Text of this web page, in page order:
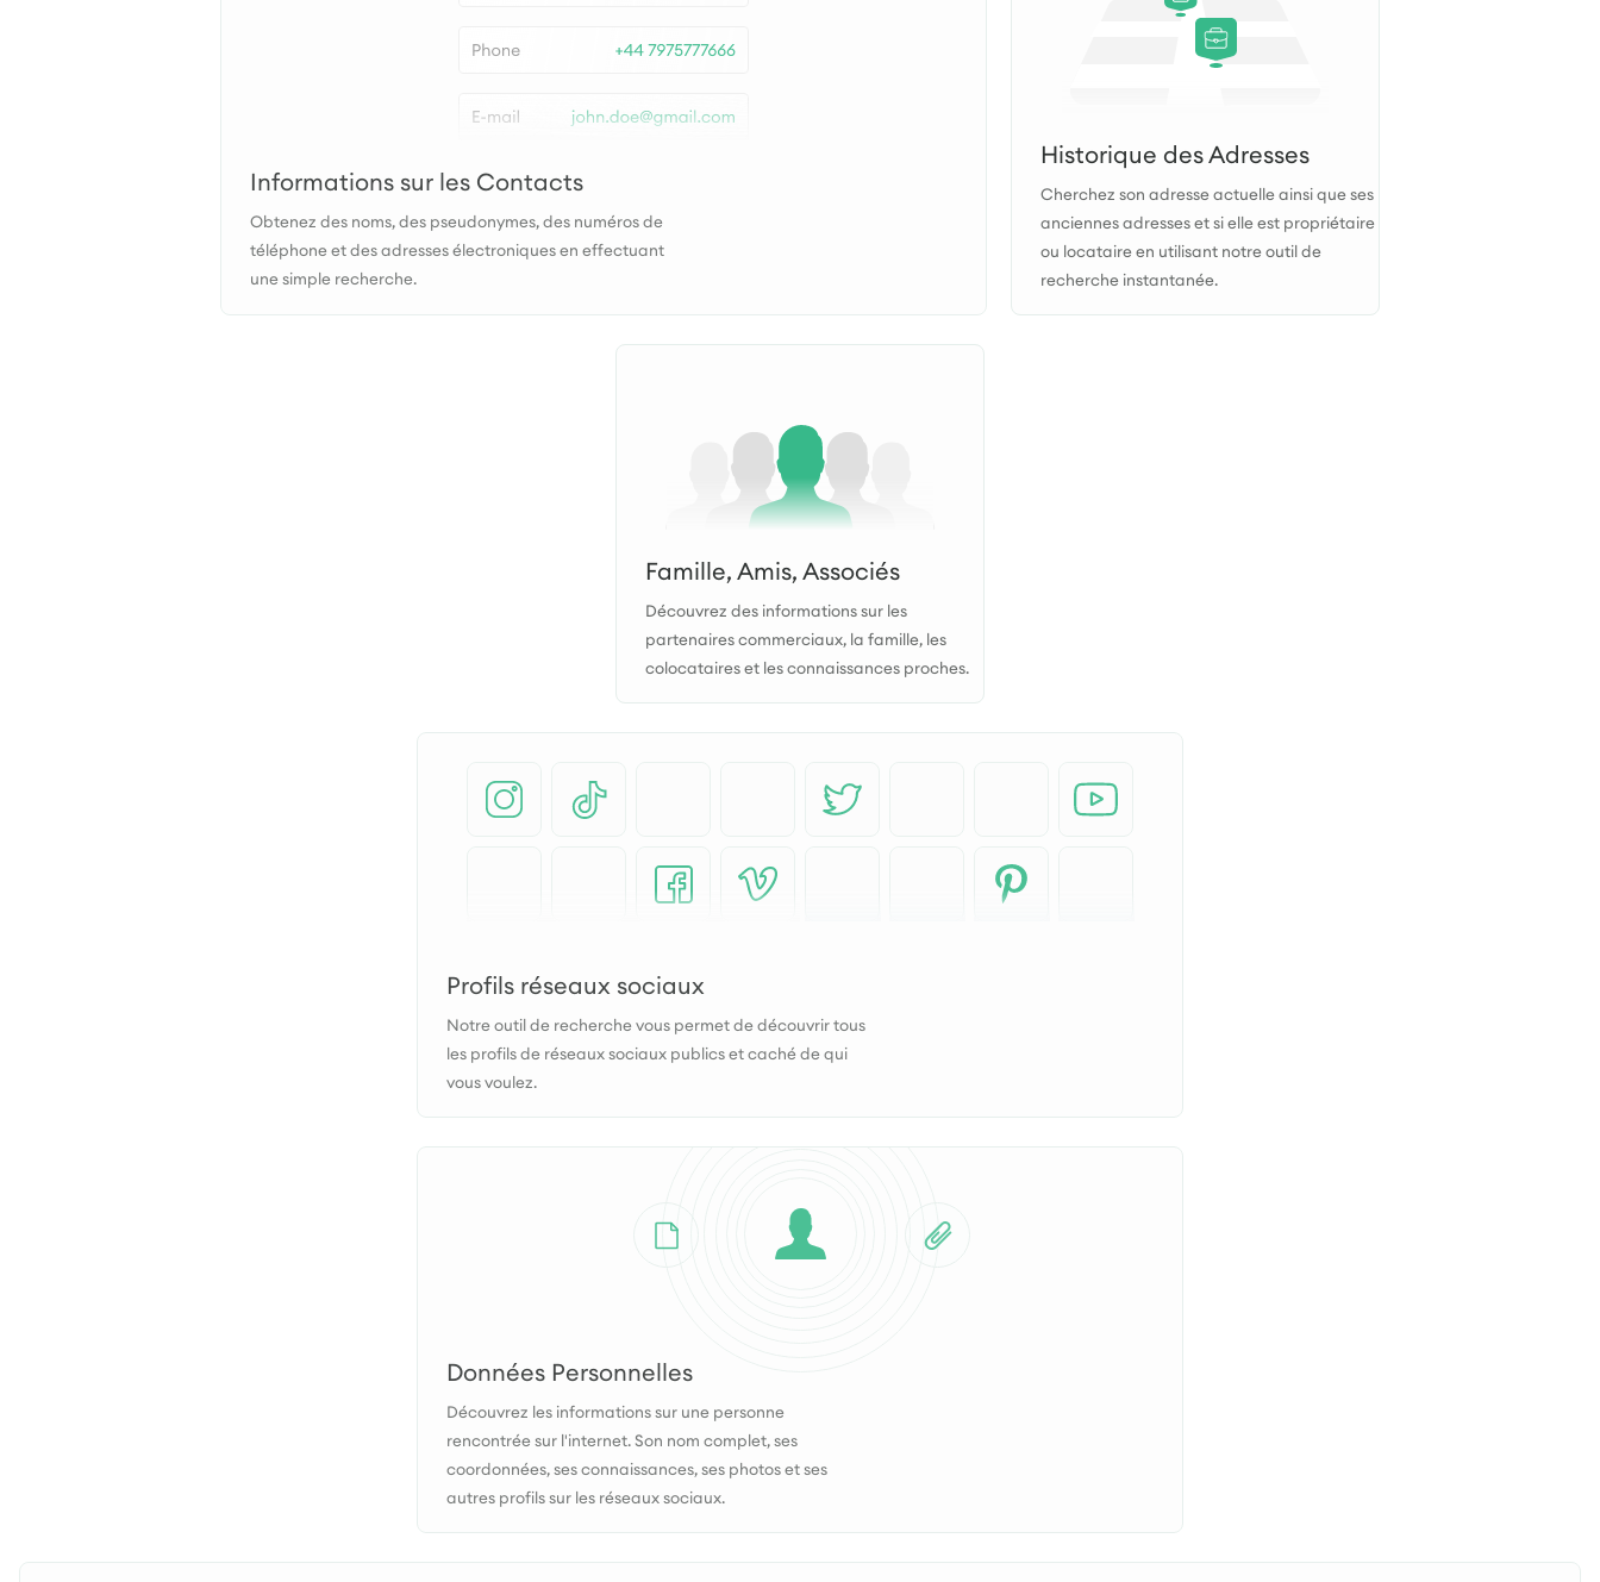
Informations sur les Contacts
Obtenez des noms, des pseudonymes, des numéros de
téléphone et des adresses électroniques en effectuant
une simple recherche.
Historique des Adresses
Cherchez son adresse actuelle ainsi que ses
anciennes adresses et si elle est propriétaire
ou locataire en utilisant notre outil de
recherche instantanée.
Famille, Amis, Associés
Découvrez des informations sur les
partenaires commerciaux, la famille, les
colocataires et les connaissances proches.
Profils réseaux sociaux
Notre outil de recherche vous permet de découvrir tous
les profils de réseaux sociaux publics et caché de qui
vous voulez.
Données Personnelles
Découvrez les informations sur une personne
rencontrée sur l'internet. Son nom complet, ses
coordonnées, ses connaissances, ses photos et ses
autres profils sur les réseaux sociaux.